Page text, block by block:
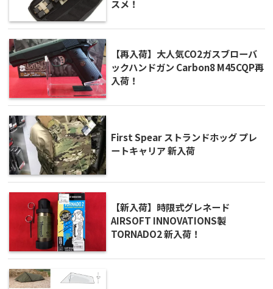
スメ！
【再入荷】大人気CO2ガスブローバ
ックハンドガン Carbon8 M45CQP再
入荷！
First Spear ストランドホッグ プレ
ートキャリア 新入荷
【新入荷】時限式グレネード
AIRSOFT INNOVATIONS製
TORNADO2 新入荷！